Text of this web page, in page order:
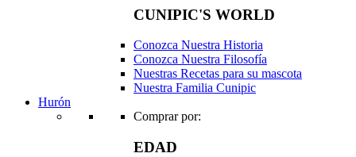
CUNIPIC'S WORLD
Conozca Nuestra Historia
Conozca Nuestra Filosofía
Nuestras Recetas para su mascota
Nuestra Familia Cunipic
Hurón
Comprar por:
EDAD